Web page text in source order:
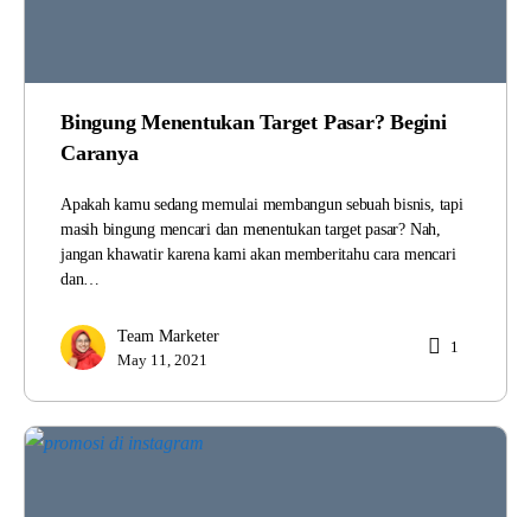
Bingung Menentukan Target Pasar? Begini
Caranya
Apakah kamu sedang memulai membangun sebuah bisnis, tapi
masih bingung mencari dan menentukan target pasar? Nah,
jangan khawatir karena kami akan memberitahu cara mencari
dan…
Team Marketer
May 11, 2021
1